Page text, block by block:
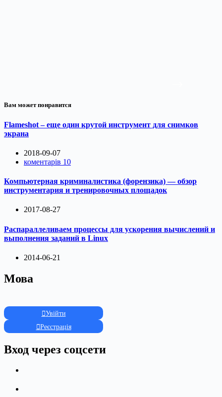
Вам может понравится
Flameshot – еще один крутой инструмент для снимков
экрана
2018-09-07
коментарів 10
Компьютерная криминалистика (форензика) — обзор
инструментария и тренировочных площадок
2017-08-27
Распараллеливаем процессы для ускорения вычислений и
выполнения заданий в Linux
2014-06-21
Мова
Увійти
Реєстрація
Вход через соцсети